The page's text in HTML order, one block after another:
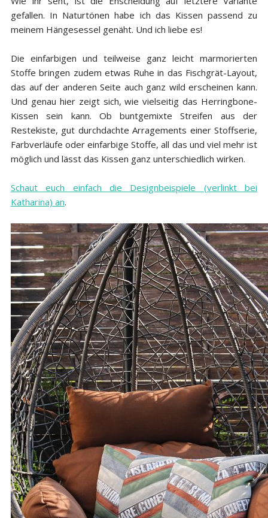
gefallen. In Naturtönen habe ich das Kissen passend zu
meinem Hängesessel genäht. Und ich liebe es!
Die einfarbigen und teilweise ganz leicht marmorierten
Stoffe bringen zudem etwas Ruhe in das Fischgrät-Layout,
das auf der anderen Seite auch ganz wild erscheinen kann.
Und genau hier zeigt sich, wie vielseitig das Herringbone-
Kissen sein kann. Ob buntgemixte Streifen aus der
Restekiste, gut durchdachte Arragements einer Stoffserie,
Farbverläufe oder einfarbige Stoffe, all das und viel mehr ist
möglich und lässt das Kissen ganz unterschiedlich wirken.
Schaut euch einfach die Designbeispiele (verlinkt bei
Katharina) an.